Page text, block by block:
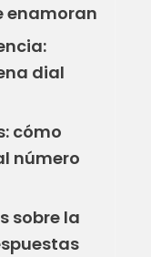
enamoran
dial
cómo
número
sobre la